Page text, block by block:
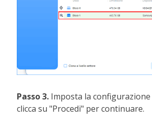
Passo 3. Imposta la configurazione
clicca su "Procedi" per continuare.